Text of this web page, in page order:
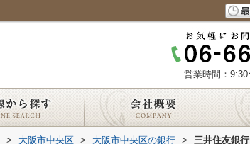
営業時間：9:30
> 大阪市中央区 > 大阪市中央区の銀行 > 三井住友銀